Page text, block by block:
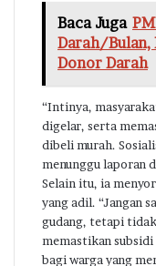
Baca Juga
Darah/Bulan,
Donor Darah
“Intinya,
digelar, serta
dibeli murah.
menunggu laporan
Selain itu, ia
yang adil. “Jangan
gudang, tetapi
memastikan
bagi warga yang